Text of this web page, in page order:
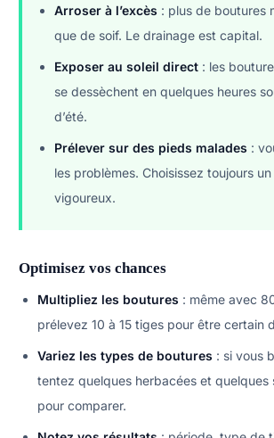
Arroser à l’excès : plus de boutures
que de soif. Le drainage est capital.
Exposer au soleil direct : les
se dessèchent en quelques heures
d’été.
Prélever sur des pieds malades :
les problèmes. Choisissez toujours
vigoureux.
Optimisez vos chances
Multipliez les boutures : même avec
prélevez 10 à 15 tiges pour être certain
Variez les types de boutures : si vous
tentez quelques herbacées et quelques
pour comparer.